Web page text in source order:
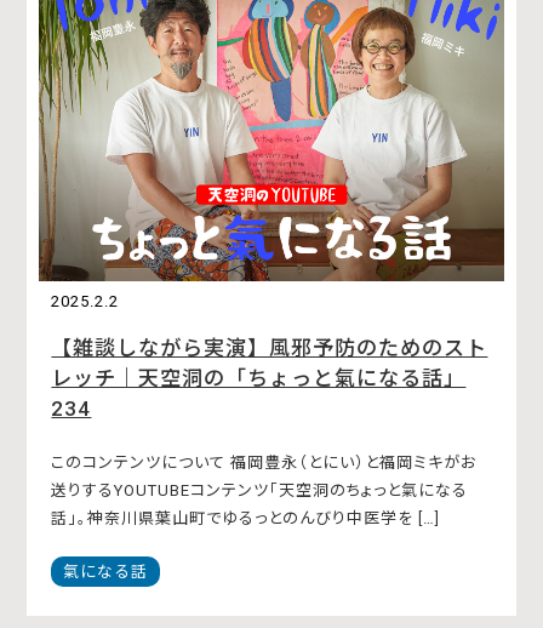
2025.2.2
【雑談しながら実演】風邪予防のためのスト
レッチ｜天空洞の「ちょっと氣になる話」
234
このコンテンツについて 福岡豊永（とにい）と福岡ミキがお
送りするYOUTUBEコンテンツ「天空洞のちょっと氣になる
話」。神奈川県葉山町でゆるっとのんびり中医学を […]
氣になる話